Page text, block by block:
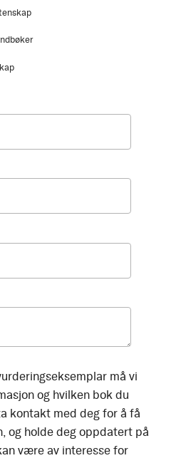
må vi
og hvilken bok du
kontakt med deg for å få
og holde deg oppdatert på
være av interesse for